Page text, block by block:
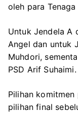
oleh para
Untuk Jendela A
Angel dan untuk
Muhdori,
PSD Arif Suhaimi.
Pilihan
pilihan final